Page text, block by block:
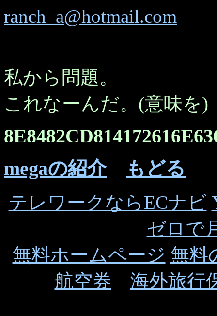
ranch_a@hotmail.com
私から問題。
これなーんだ。(意味を)
megaの紹介
もどる
テレワークならECナビ
ゼロで
無料ホームページ 無料
航空券
海外旅行